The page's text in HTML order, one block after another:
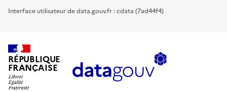
Interface utilisateur de data.gouv.fr : cdata (7ad44f4)
RÉPUBLIQUE
FRANÇAISE